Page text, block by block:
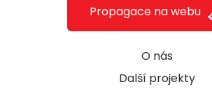
O nás
Další projekty
Propagace na webu